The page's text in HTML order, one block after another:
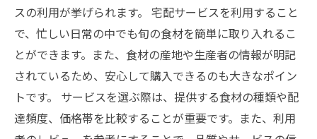
スの利用が挙げられます。 宅配サービスを利用すること
で、忙しい日常の中でも旬の食材を簡単に取り入れるこ
とができます。また、食材の産地や生産者の情報が明記
されているため、安心して購入できるのも大きなポイン
トです。 サービスを選ぶ際は、提供する食材の種類や配
達頻度、価格帯を比較することが重要です。また、利用